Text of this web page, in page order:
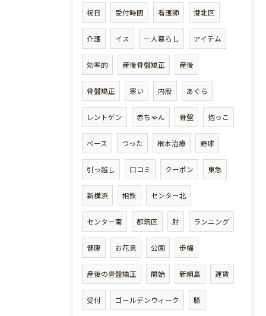
祝日 受付時間 看護師 港北区
介護 イス 一人暮らし アイテム
効率的 産後骨盤矯正 産後
骨盤矯正 寒い 内股 あぐら
レントゲン 赤ちゃん 骨盤 抱っこ
ペース つった 根本治療 野球
引っ越し 口コミ クーポン 東急
新横浜 相鉄 センター北
センター南 都筑区 肘 ランニング
健康 お花見 公園 歩幅
産後の骨盤矯正 開始 新綱島 運賃
受付 ゴールデンウィーク 膝